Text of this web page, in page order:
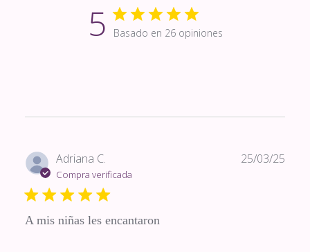
5 Basado en 26 opiniones
Adriana C.
Compra verificada
A mis niñas les encantaron
25/03/25